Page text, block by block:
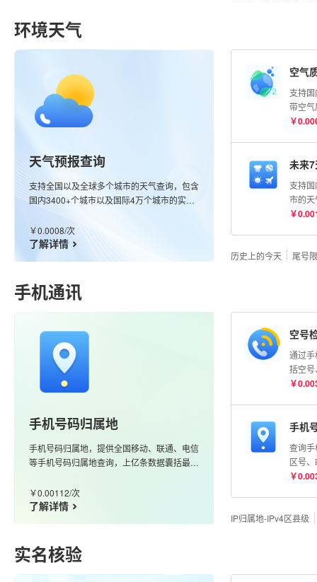
环境天气
天气预报查询
支持全国以及全球多个城市的天气查询，包含
国内3400+个城市以及国际4万个城市的实况
会返回该经纬度最近的站点信息；更新频率分
钟级别。
￥0.0008/次
了解详情
空气
支持
带空
整点
（AQI
染、
O₃、
CO浓
均为
￥
未来
支持
市的
经纬
鱼、
￥
历史上的今天 尾号
手机通讯
手机号码归属地
手机号码归属地，提供全国移动、联通、电信
等手机号码归属地查询，上亿条数据囊括最新
度高
￥0.00112/次
了解详情
空号
通过
括空
险号
￥
手机
查询
区号
携号
￥
IP归属地-IPv4区县级
实名核验